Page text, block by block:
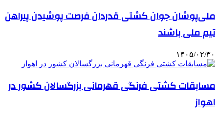
ملی‌پوشان جوان کشتی قدردان فرصت پوشیدن پیراهن
تیم ملی باشند
۱۴۰۵/۰۲/۳۰
مسابقات کشتی فرنگی قهرمانی بزرگسالان کشور در
اهواز